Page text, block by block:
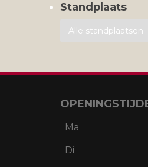
Standplaats
Ma
Di